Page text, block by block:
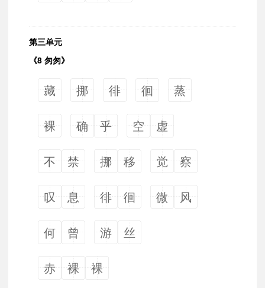
第三单元
《8 匆匆》
藏 挪 徘 徊 蒸
裸 确 乎 空 虚
不 禁 挪 移 觉 察
叹 息 徘 徊 微 风
何 曾 游 丝
赤 裸 裸